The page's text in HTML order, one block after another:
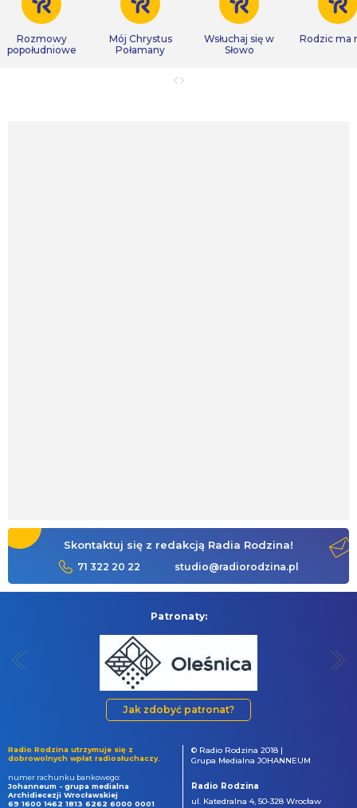
Rozmowy
popołudniowe
Mój Chrystus
Połamany
Wsłuchaj się w
Słowo
Rodzic ma
Skontaktuj się z redakcją Radia Rodzina!
71 322 20 22 studio@radiorodzina.pl
Patronaty:
Jak zdobyć patronat?
Radio Rodzina utrzymuje się z
dobrowolnych wpłat radiosłuchaczy.
numer rachunku bankowego:
Johanneum - grupa medialna
Archidiecezji Wrocławskiej
69 1600 1462 1813 6262 6000 0001
© Radio Rodzina 2018 |
Grupa Medialna JOHANNEUM
Radio Rodzina
ul. Katedralna 4, 50-328 Wrocław